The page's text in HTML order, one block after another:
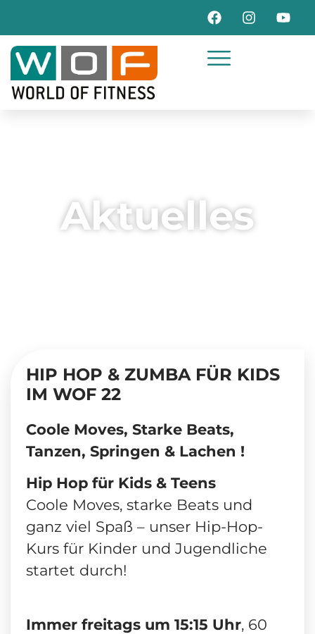
Aktuelles
HIP HOP & ZUMBA FÜR KIDS
IM WOF 22
Coole Moves, Starke Beats,
Tanzen, Springen & Lachen !
Hip Hop für Kids & Teens
Coole Moves, starke Beats und
ganz viel Spaß – unser Hip-Hop-
Kurs für Kinder und Jugendliche
startet durch!
Immer freitags um 15:15 Uhr, 60